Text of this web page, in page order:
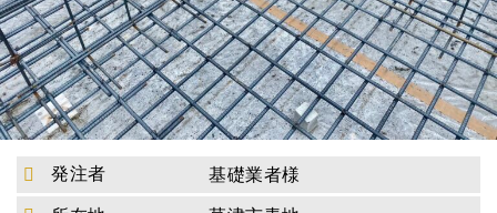
発注者 基礎業者様